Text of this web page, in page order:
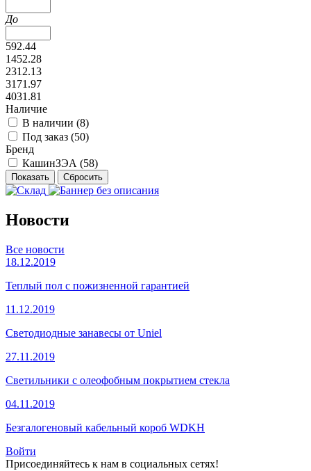
До
592.44
1452.28
2312.13
3171.97
4031.81
Наличие
В наличии (8)
Под заказ (50)
Бренд
КашинЗЭА (58)
Новости
Все новости
18.12.2019
Теплый пол с пожизненной гарантией
11.12.2019
Светодиодные занавесы от Uniel
27.11.2019
Светильники с олеофобным покрытием стекла
04.11.2019
Безгалогеновый кабельный короб WDKH
Войти
Присоединяйтесь к нам в социальных сетях!